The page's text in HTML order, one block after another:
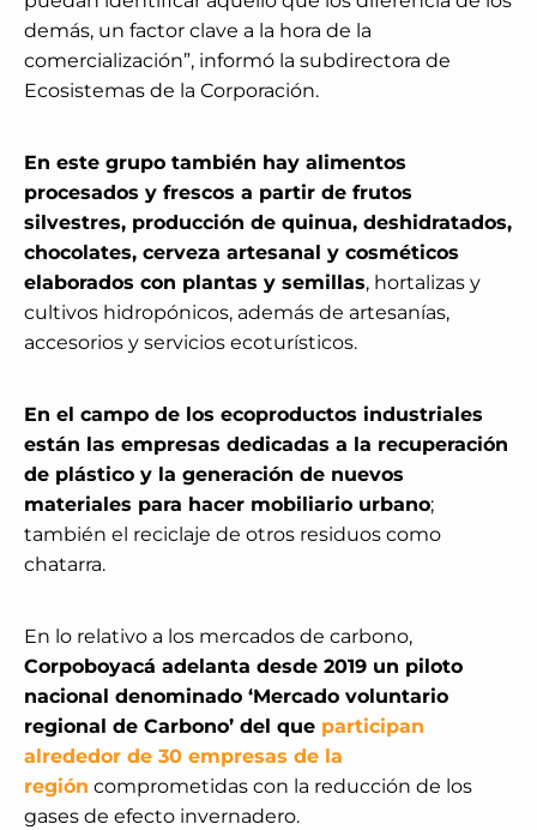
demás, un factor clave a la hora de la
comercialización”, informó la subdirectora de
Ecosistemas de la Corporación.
En este grupo también hay alimentos
procesados y frescos a partir de frutos
silvestres, producción de quinua, deshidratados,
chocolates, cerveza artesanal y cosméticos
elaborados con plantas y semillas, hortalizas y
cultivos hidropónicos, además de artesanías,
accesorios y servicios ecoturísticos.
En el campo de los ecoproductos industriales
están las empresas dedicadas a la recuperación
de plástico y la generación de nuevos
materiales para hacer mobiliario urbano;
también el reciclaje de otros residuos como
chatarra.
En lo relativo a los mercados de carbono,
Corpoboyacá adelanta desde 2019 un piloto
nacional denominado ‘Mercado voluntario
regional de Carbono’ del que participan
alrededor de 30 empresas de la
región comprometidas con la reducción de los
gases de efecto invernadero.